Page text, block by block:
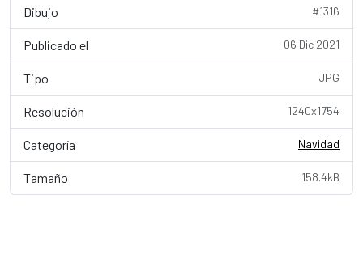
Dibujo #1316
Publicado el 06 Dic 2021
Tipo JPG
Resolución 1240x1754
Categoría Navidad
Tamaño 158.4kB